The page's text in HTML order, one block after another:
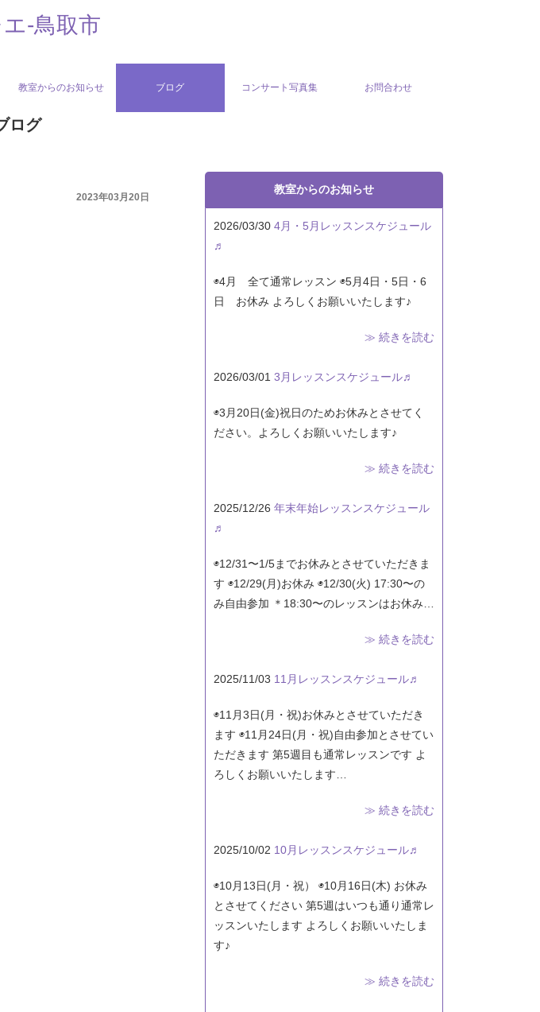
教室からのお知らせ ブログ コンサート写真集 お問合わせ
2023年03月20日
教室からのお知らせ
2026/03/30 4月・5月レッスンスケジュール
♬
◉4月 全て通常レッスン ◉5月4日・5日・6
日 お休み よろしくお願いいたします♪
≫ 続きを読む
2026/03/01 3月レッスンスケジュール♬
◉3月20日(金)祝日のためお休みとさせてく
ださい。よろしくお願いいたします♪
≫ 続きを読む
2025/12/26 年末年始レッスンスケジュール
♬
◉12/31〜1/5までお休みとさせていただきま
す ◉12/29(月)お休み ◉12/30(火) 17:30〜の
み自由参加 ＊18:30〜のレッスンはお休み…
≫ 続きを読む
2025/11/03 11月レッスンスケジュール♬
◉11月3日(月・祝)お休みとさせていただき
ます ◉11月24日(月・祝)自由参加とさせてい
ただきます 第5週目も通常レッスンです よ
ろしくお願いいたします…
≫ 続きを読む
2025/10/02 10月レッスンスケジュール♬
◉10月13日(月・祝） ◉10月16日(木) お休み
とさせてください 第5週はいつも通り通常レ
ッスンいたします よろしくお願いいたしま
す♪
≫ 続きを読む